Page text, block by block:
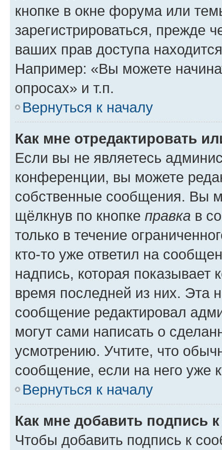
кнопке в окне форума или
зарегистрироваться, прежде
ваших прав доступа
Например: «Вы можете
опросах» и т.п.
Вернуться к началу
Как мне отредактировать
Если вы не являетесь
конференции, вы можете
собственные сообщения. Вы
щёлкнув по кнопке правка в
только в течение
кто-то уже ответил на
надпись, которая показывает
время последней из них. Эта
сообщение редактировал
могут сами написать о
усмотрению. Учтите, что
сообщение, если на него уже
Вернуться к началу
Как мне добавить подпись
Чтобы добавить подпись к